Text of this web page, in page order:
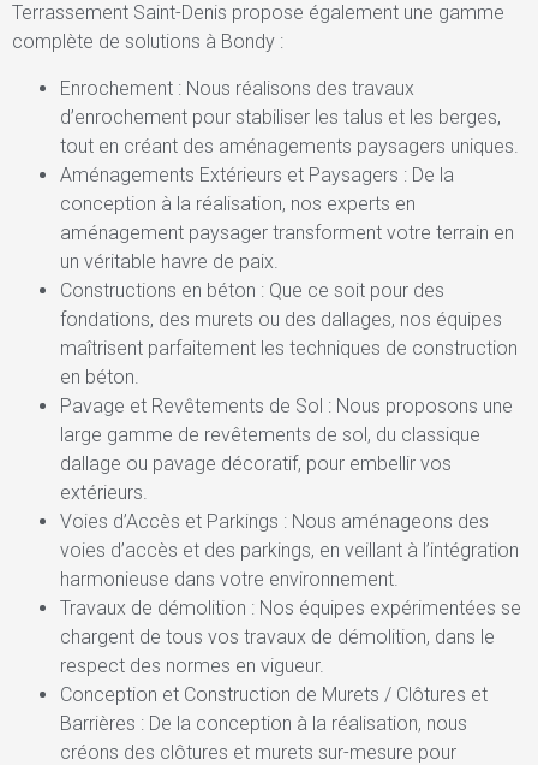
Terrassement Saint-Denis propose également une gamme
complète de solutions à Bondy :
Enrochement : Nous réalisons des travaux
d’enrochement pour stabiliser les talus et les berges,
tout en créant des aménagements paysagers uniques.
Aménagements Extérieurs et Paysagers : De la
conception à la réalisation, nos experts en
aménagement paysager transforment votre terrain en
un véritable havre de paix.
Constructions en béton : Que ce soit pour des
fondations, des murets ou des dallages, nos équipes
maîtrisent parfaitement les techniques de construction
en béton.
Pavage et Revêtements de Sol : Nous proposons une
large gamme de revêtements de sol, du classique
dallage ou pavage décoratif, pour embellir vos
extérieurs.
Voies d’Accès et Parkings : Nous aménageons des
voies d’accès et des parkings, en veillant à l’intégration
harmonieuse dans votre environnement.
Travaux de démolition : Nos équipes expérimentées se
chargent de tous vos travaux de démolition, dans le
respect des normes en vigueur.
Conception et Construction de Murets / Clôtures et
Barrières : De la conception à la réalisation, nous
créons des clôtures et murets sur-mesure pour